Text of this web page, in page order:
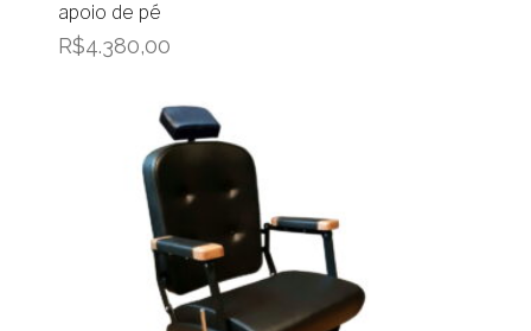
apoio de pé
R$4.380,00